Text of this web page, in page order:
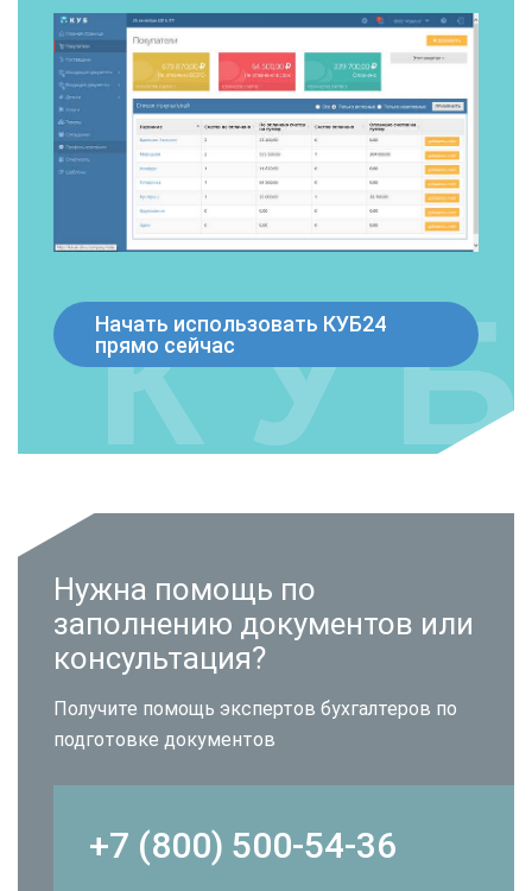
Начать использовать КУБ24
прямо сейчас
Нужна помощь по
заполнению документов или
консультация?
Получите помощь экспертов бухгалтеров по
подготовке документов
+7 (800) 500-54-36